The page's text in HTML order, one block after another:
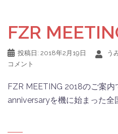
FZR
投稿日: 2018年2月19日 う
コメント
FZR MEETING 2018のご案
anniversaryを機に始まった全